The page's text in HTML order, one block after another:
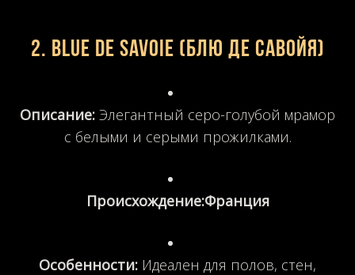
2. Blue de Savoie (Блю де Савойя)
Описание: Элегантный серо-голубой мрамор
с белыми и серыми прожилками.
Происхождение:Франция
Особенности: Идеален для полов, стен,